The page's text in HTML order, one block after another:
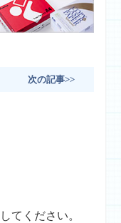
次の記事>>
してください。